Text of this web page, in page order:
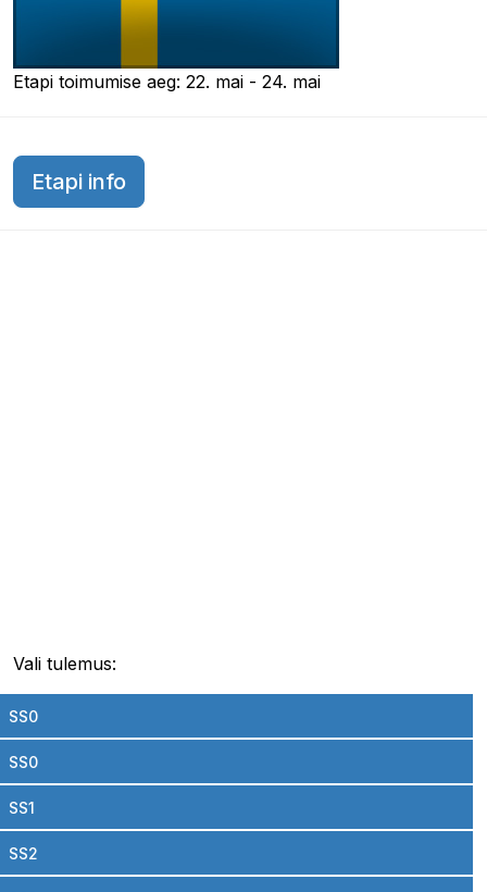
Etapi toimumise aeg: 22. mai - 24. mai
Etapi info
Vali tulemus:
SS0
SS0
SS1
SS2